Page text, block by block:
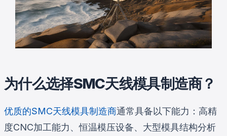
为什么选择SMC天线模具制造商？
优质的SMC天线模具制造商通常具备以下能力：高精
度CNC加工能力、恒温模压设备、大型模具结构分析